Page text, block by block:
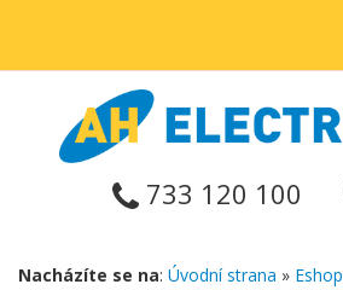
733 120 100
Nacházíte se na: Úvodní strana » Eshop